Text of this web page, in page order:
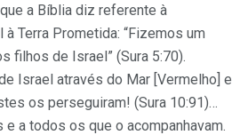
a Bíblia diz referente à
Terra Prometida: “Fizemos um
filhos de Israel” (Sura 5:70).
Israel através do Mar [Vermelho] e
os perseguiram! (Sura 10:91)…
a todos os que o acompanhavam.